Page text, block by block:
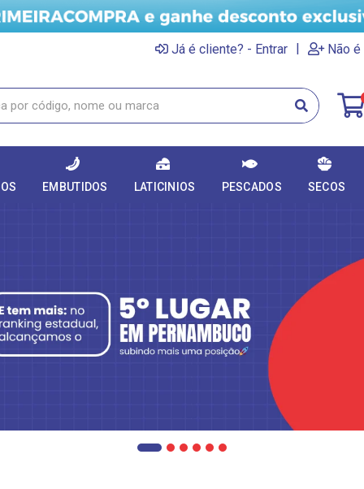
Já é cliente? - Entrar | Não
EMBUTIDOS LATICINIOS PESCADOS SECOS